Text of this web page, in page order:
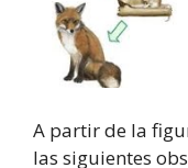
A partir de la
las siguientes